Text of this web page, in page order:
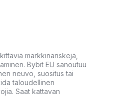
markkinariskejä,
Bybit EU sanoutuu
neuvo, suositus tai
taloudellinen
Saat kattavan